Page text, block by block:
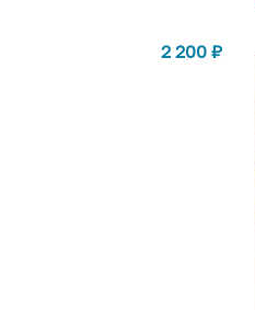
2 200 ₽